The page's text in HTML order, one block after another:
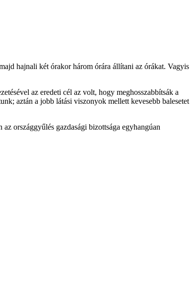
hajnali két órakor három órára állítani az órákat. Vagyis
az eredeti cél az volt, hogy meghosszabbítsák a
aztán a jobb látási viszonyok mellett kevesebb balesetet
országgyűlés gazdasági bizottsága egyhangúan